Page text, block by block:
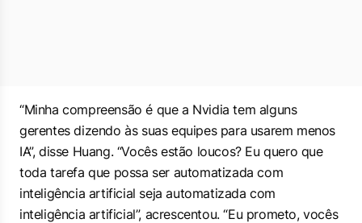
“Minha compreensão é que a Nvidia tem alguns
gerentes dizendo às suas equipes para usarem menos
IA”, disse Huang. “Vocês estão loucos? Eu quero que
toda tarefa que possa ser automatizada com
inteligência artificial seja automatizada com
inteligência artificial”, acrescentou. “Eu prometo, vocês